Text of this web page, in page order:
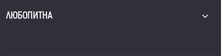
ЛЮБОПИТНА